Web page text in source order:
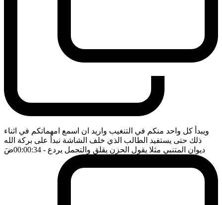
ويبدأ كل واحد منكم في التنغيب واريد ان اسمع امهماتكم في اثناء
ذلك حتى يستفيد الطالب الذي خلف الشاشة نبدأ على بركة الله
ديوان المتنبي مثلا يقول الحزن يقلق والتجمل يردع - 00:00:34 ضَ